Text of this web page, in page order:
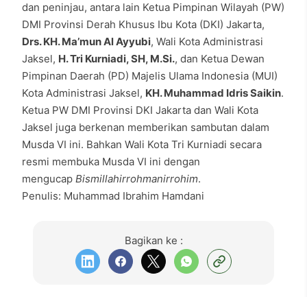
dan peninjau, antara lain Ketua Pimpinan Wilayah (PW)
DMI Provinsi Derah Khusus Ibu Kota (DKI) Jakarta,
Drs. KH. Ma’mun Al Ayyubi, Wali Kota Administrasi
Jaksel, H. Tri Kurniadi, SH, M.Si., dan Ketua Dewan
Pimpinan Daerah (PD) Majelis Ulama Indonesia (MUI)
Kota Administrasi Jaksel, KH. Muhammad Idris Saikin.
Ketua PW DMI Provinsi DKI Jakarta dan Wali Kota
Jaksel juga berkenan memberikan sambutan dalam
Musda VI ini. Bahkan Wali Kota Tri Kurniadi secara
resmi membuka Musda VI ini dengan
mengucap Bismillahirrohmanirrohim.
Penulis: Muhammad Ibrahim Hamdani
Bagikan ke :